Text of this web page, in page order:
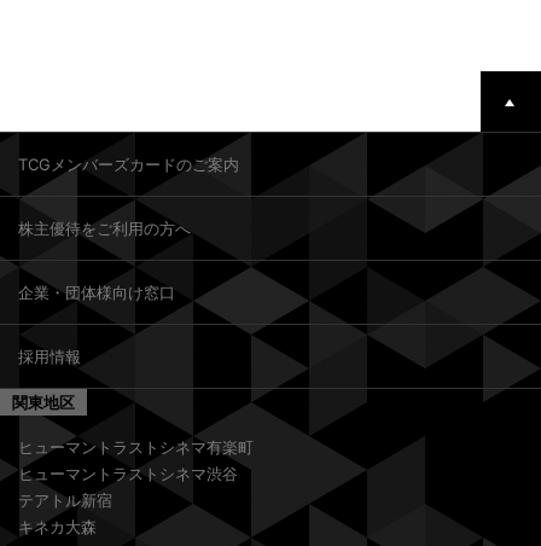
TCGメンバーズカードのご案内
株主優待をご利用の方へ
企業・団体様向け窓口
採用情報
関東地区
ヒューマントラストシネマ有楽町
ヒューマントラストシネマ渋谷
テアトル新宿
キネカ大森